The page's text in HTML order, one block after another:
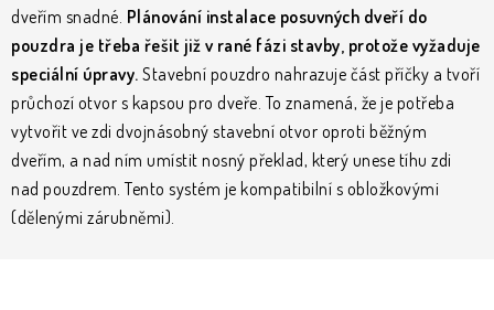
SKRYTÉ ZÁRUBNĚ
STAVEBNÍ POUZDRA
KLIKY & KOVÁNÍ
B2B REALIZACE Kontakty
dveřím snadné. Plánování instalace posuvných dveří do
pouzdra je třeba řešit již v rané fázi stavby, protože vyžaduje
speciální úpravy. Stavební pouzdro nahrazuje část příčky a tvoří
průchozí otvor s kapsou pro dveře. To znamená, že je potřeba
vytvořit ve zdi dvojnásobný stavební otvor oproti běžným
dveřím, a nad ním umístit nosný překlad, který unese tíhu zdi
nad pouzdrem. Tento systém je kompatibilní s obložkovými
(dělenými zárubněmi).